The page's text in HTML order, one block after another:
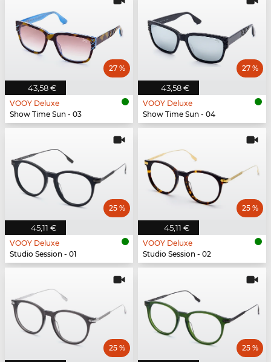
43,58 €
27 %
VOOY Deluxe
Show Time Sun - 03
43,58 €
27 %
VOOY Deluxe
Show Time Sun - 04
45,11 €
25 %
VOOY Deluxe
Studio Session - 01
45,11 €
25 %
VOOY Deluxe
Studio Session - 02
25 % 25 %